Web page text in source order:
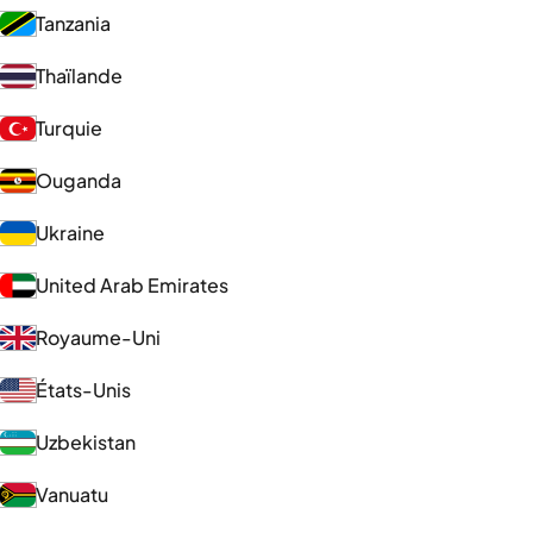
Tanzania
Thaïlande
Turquie
Ouganda
Ukraine
United Arab Emirates
Royaume-Uni
États-Unis
Uzbekistan
Vanuatu